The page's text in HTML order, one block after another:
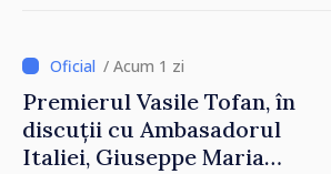
/ Acum 1 zi
Premierul Vasile Tofan, în
discuții cu Ambasadorul
Italiei, Giuseppe Maria